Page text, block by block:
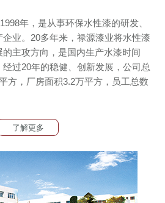
年，是从事环保水性漆的研发、
业。20多年来，禄源漆业将水性漆
主攻方向，是国内生产水漆时间
过20年的稳健、创新发展，公司总
方，厂房面积3.2万平方，员工总数
了解更多